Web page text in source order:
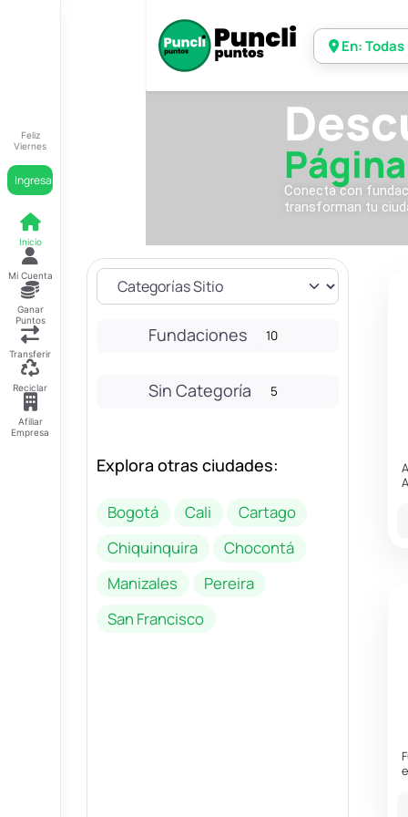
Feliz
Viernes
Ingresar
Inicio
Mi Cuenta
Ganar
Puntos
Transferir
Reciclar
Afiliar
Empresa
En: Todas
Conecta con
transforman tu
Fundaciones 10
Sin Categoría 5
Explora otras ciudades:
Bogotá Cali
Cartago
Chiquinquira
Chocontá
Manizales
Pereira
San Francisco